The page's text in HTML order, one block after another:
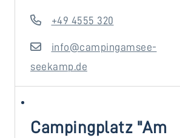
+49 4555 320
info@campingamsee-
seekamp.de
Campingplatz "Am